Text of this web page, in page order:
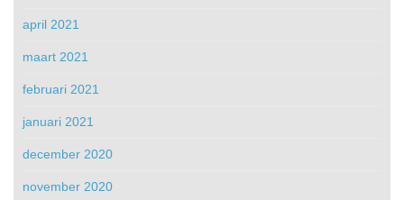
april 2021
maart 2021
februari 2021
januari 2021
december 2020
november 2020